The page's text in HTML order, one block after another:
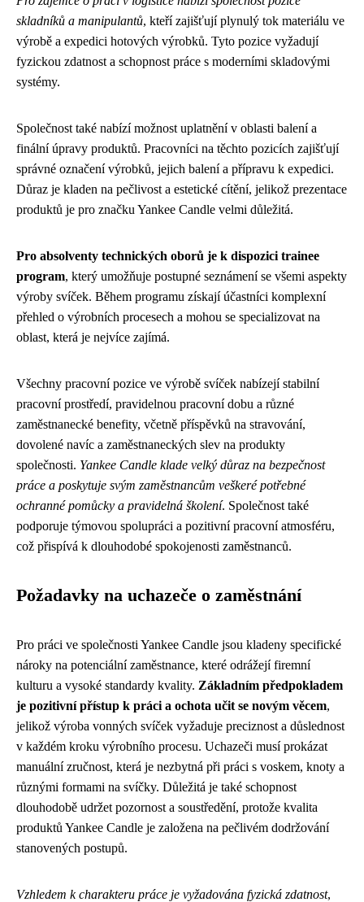
skladníků a manipulantů, kteří zajišťují plynulý tok materiálu ve
výrobě a expedici hotových výrobků. Tyto pozice vyžadují
fyzickou zdatnost a schopnost práce s moderními skladovými
systémy.
Společnost také nabízí možnost uplatnění v oblasti balení a
finální úpravy produktů. Pracovníci na těchto pozicích zajišťují
správné označení výrobků, jejich balení a přípravu k expedici.
Důraz je kladen na pečlivost a estetické cítění, jelikož prezentace
produktů je pro značku Yankee Candle velmi důležitá.
Pro absolventy technických oborů je k dispozici trainee
program, který umožňuje postupné seznámení se všemi aspekty
výroby svíček. Během programu získají účastníci komplexní
přehled o výrobních procesech a mohou se specializovat na
oblast, která je nejvíce zajímá.
Všechny pracovní pozice ve výrobě svíček nabízejí stabilní
pracovní prostředí, pravidelnou pracovní dobu a různé
zaměstnanecké benefity, včetně příspěvků na stravování,
dovolené navíc a zaměstnaneckých slev na produkty
společnosti. Yankee Candle klade velký důraz na bezpečnost
práce a poskytuje svým zaměstnancům veškeré potřebné
ochranné pomůcky a pravidelná školení. Společnost také
podporuje týmovou spolupráci a pozitivní pracovní atmosféru,
což přispívá k dlouhodobé spokojenosti zaměstnanců.
Požadavky na uchazeče o zaměstnání
Pro práci ve společnosti Yankee Candle jsou kladeny specifické
nároky na potenciální zaměstnance, které odrážejí firemní
kulturu a vysoké standardy kvality. Základním předpokladem
je pozitivní přístup k práci a ochota učit se novým věcem,
jelikož výroba vonných svíček vyžaduje preciznost a důslednost
v každém kroku výrobního procesu. Uchazeči musí prokázat
manuální zručnost, která je nezbytná při práci s voskem, knoty a
různými formami na svíčky. Důležitá je také schopnost
dlouhodobě udržet pozornost a soustředění, protože kvalita
produktů Yankee Candle je založena na pečlivém dodržování
stanovených postupů.
Vzhledem k charakteru práce je vyžadována fyzická zdatnost,